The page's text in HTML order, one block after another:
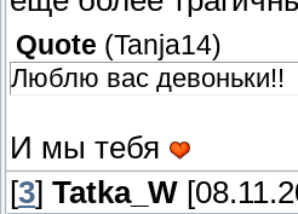
Quote (Tanja14)
Люблю вас девоньки!!
И мы тебя
[3] Tatka_W